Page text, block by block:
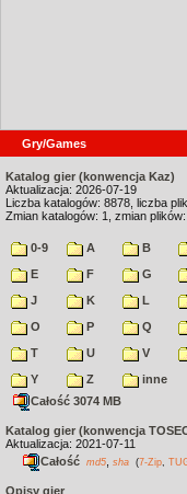
Gry/Games
Katalog gier (konwencja Kaz)
Aktualizacja: 2026-07-19
Liczba katalogów: 8878, liczba
Zmian katalogów: 1, zmian plików:
0-9 A B
E
F G
J
K L
O
P Q
T
U V
Y
Z
inne
Całość 3074 MB
Katalog gier (konwencja
Aktualizacja: 2021-07-11
Całość md5 sha (7-Zip
Opisy gier